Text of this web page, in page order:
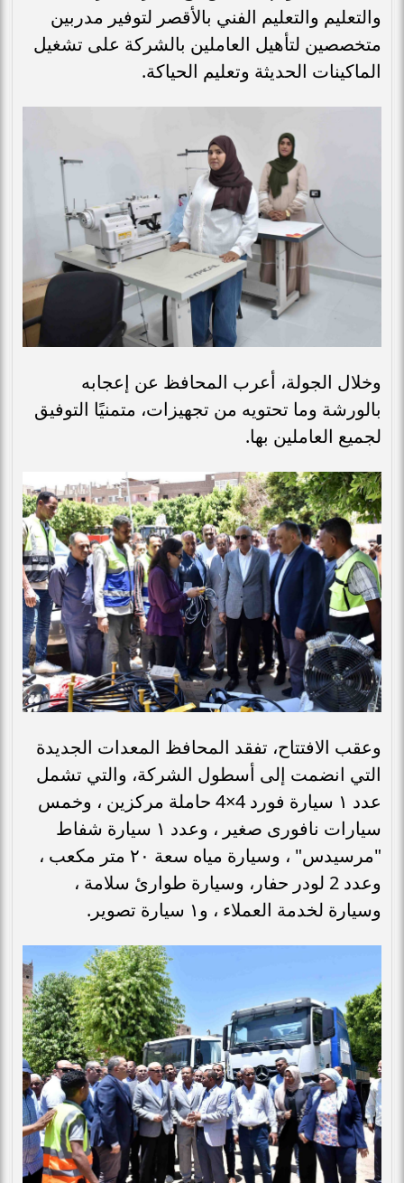
والتعليم والتعليم الفني بالأقصر لتوفير مدربين
متخصصين لتأهيل العاملين بالشركة على تشغيل
الماكينات الحديثة وتعليم الحياكة.
وخلال الجولة، أعرب المحافظ عن إعجابه
بالورشة وما تحتويه من تجهيزات، متمنيًا التوفيق
لجميع العاملين بها.
وعقب الافتتاح، تفقد المحافظ المعدات الجديدة
التي انضمت إلى أسطول الشركة، والتي تشمل
عدد ١ سيارة فورد 4×4 حاملة مركزين ، وخمس
سيارات نافورى صغير ، وعدد ١ سيارة شفاط
"مرسيدس" ، وسيارة مياه سعة ٢٠ متر مكعب ،
وعدد 2 لودر حفار، وسيارة طوارئ سلامة ،
وسيارة لخدمة العملاء ، و١ سيارة تصوير.